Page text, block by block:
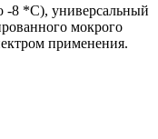
-8 *С), универсальный
мокрого
применения.